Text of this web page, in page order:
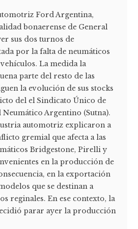
Ford Argentina,
bonaerense de General
sus dos turnos de
por la falta de neumáticos
La medida la
parte del resto de las
la evolución de sus stocks
del el Sindicato Único de
Argentino (Sutna).
automotriz explicaron a
gremial que afecta a las
Bridgestone, Pirelli y
en la producción de
en la exportación
que se destinan a
reginales. En ese contexto, la
parar ayer la producción